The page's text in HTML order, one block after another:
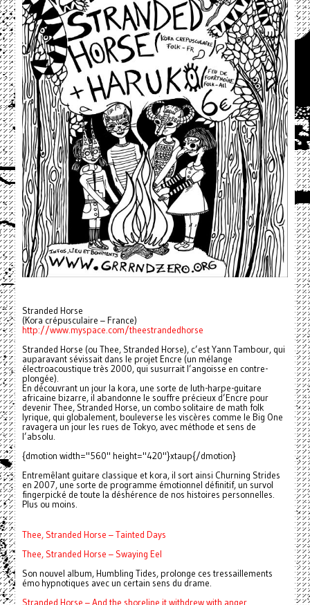
Stranded Horse
(Kora crépusculaire – France)
http://www.myspace.com/theestrandedhorse
Stranded Horse (ou Thee, Stranded Horse), c’est Yann Tambour, qui
auparavant sévissait dans le projet Encre (un mélange
électroacoustique très 2000, qui susurrait l’angoisse en contre-
plongée).
En découvrant un jour la kora, une sorte de luth-harpe-guitare
africaine bizarre, il abandonne le souffre précieux d’Encre pour
devenir Thee, Stranded Horse, un combo solitaire de math folk
lyrique, qui globalement, bouleverse les viscères comme le Big One
ravagera un jour les rues de Tokyo, avec méthode et sens de
l’absolu.
{dmotion width="560" height="420"}xtaup{/dmotion}
Entremêlant guitare classique et kora, il sort ainsi Churning Strides
en 2007, une sorte de programme émotionnel définitif, un survol
fingerpické de toute la déshérence de nos histoires personnelles.
Plus ou moins.
Thee, Stranded Horse – Tainted Days
Thee, Stranded Horse – Swaying Eel
Son nouvel album, Humbling Tides, prolonge ces tressaillements
émo hypnotiques avec un certain sens du drame.
Stranded Horse – And the shoreline it withdrew with anger